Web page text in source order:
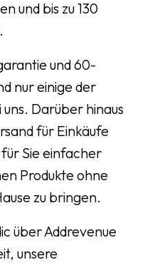
und bis zu 130
und 60-
nur einige der
Darüber hinaus
für Einkäufe
für Sie einfacher
Produkte ohne
zu bringen.
über Addrevenue
unsere